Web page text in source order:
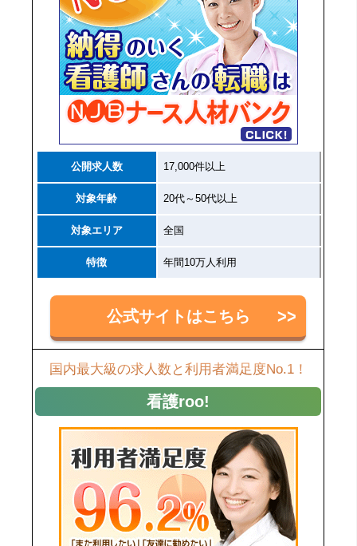
公開求人数 17,000件以上
対象年齢 20代～50代以上
対象エリア 全国
特徴 年間10万人利用
公式サイトはこちら
国内最大級の求人数と利用者満足度No.1！
看護roo!